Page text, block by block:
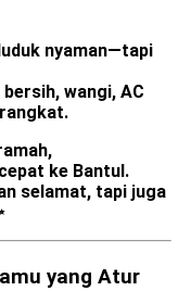
nyaman—tapi
wangi, AC
ke Bantul.
selamat, tapi juga
yang Atur